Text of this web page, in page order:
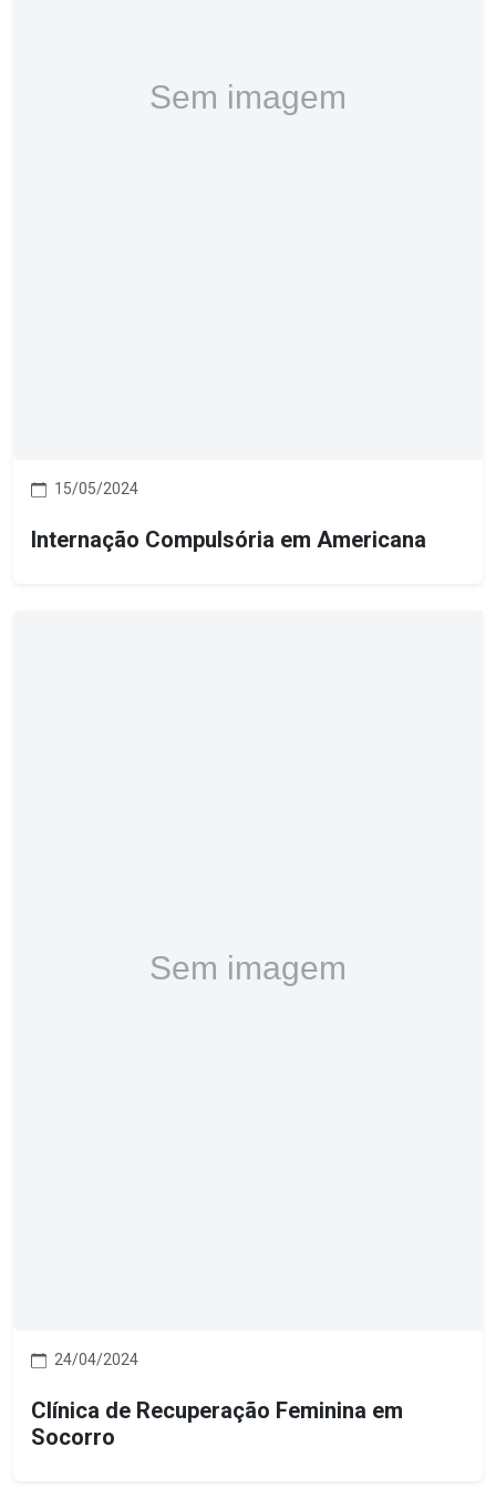
15/05/2024
Internação Compulsória em Americana
24/04/2024
Clínica de Recuperação Feminina em
Socorro